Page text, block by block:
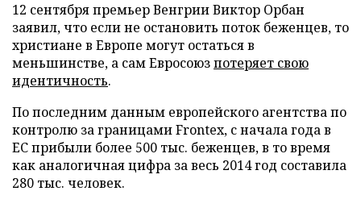
12 сентября премьер Венгрии Виктор Орбан
заявил, что если не остановить поток беженцев, то
христиане в Европе могут остаться в
меньшинстве, а сам Евросоюзпотеряет свою
идентичность.
По последним данным европейского агентства по
контролю за границами Frontex, с начала года в
ЕС прибыли более 500 тыс. беженцев, в то время
как аналогичная цифра за весь 2014 год составила
280 тыс. человек.